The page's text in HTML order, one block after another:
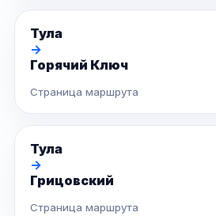
Тула
→
Горячий Ключ
Страница маршрута
Тула
→
Грицовский
Страница маршрута